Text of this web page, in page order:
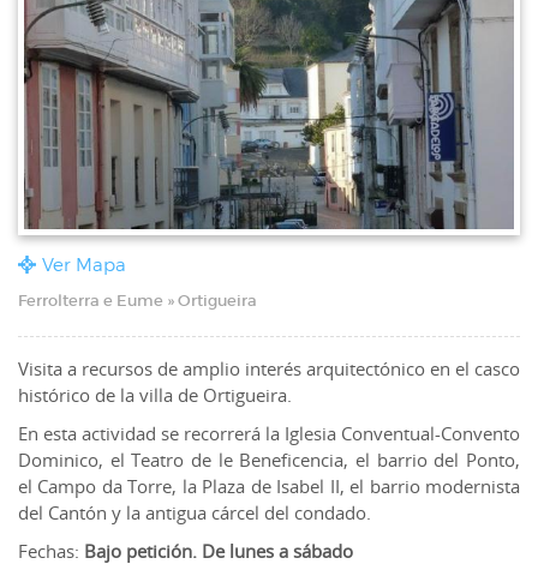
Ver Mapa
Ferrolterra e Eume » Ortigueira
Visita a recursos de amplio interés arquitectónico en el casco
histórico de la villa de Ortigueira.
En esta actividad se recorrerá la Iglesia Conventual-Convento
Dominico, el Teatro de le Beneficencia, el barrio del Ponto,
el Campo da Torre, la Plaza de Isabel II, el barrio modernista
del Cantón y la antigua cárcel del condado.
Fechas: Bajo petición. De lunes a sábado